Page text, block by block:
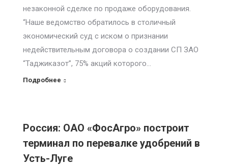
незаконной сделке по продаже оборудования.
“Наше ведомство обратилось в столичный
экономический суд с иском о признании
недействительным договора о создании СП ЗАО
“Таджиказот”, 75% акций которого…
Подробнее
Россия: ОАО «ФосАгро» построит
терминал по перевалке удобрений в
Усть-Луге